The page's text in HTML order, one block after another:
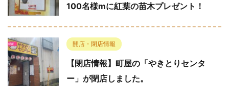
100名様mに紅葉の苗木プレゼント！
開店・閉店情報
【閉店情報】町屋の「やきとりセンタ
ー」が閉店しました。